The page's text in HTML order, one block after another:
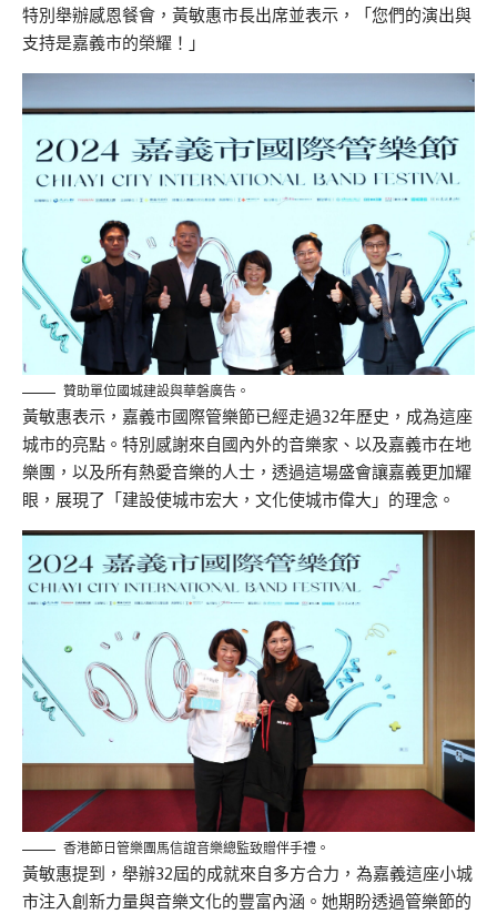
特別舉辦感恩餐會，黃敏惠市長出席並表示，「您們的演出與
支持是嘉義市的榮耀！」
贊助單位國城建設與華磐廣告。
黃敏惠表示，嘉義市國際管樂節已經走過32年歷史，成為這座
城市的亮點。特別感謝來自國內外的音樂家、以及嘉義市在地
樂團，以及所有熱愛音樂的人士，透過這場盛會讓嘉義更加耀
眼，展現了「建設使城市宏大，文化使城市偉大」的理念。
香港節日管樂團馬信誼音樂總監致贈伴手禮。
黃敏惠提到，舉辦32屆的成就來自多方合力，為嘉義這座小城
市注入創新力量與音樂文化的豐富內涵。她期盼透過管樂節的